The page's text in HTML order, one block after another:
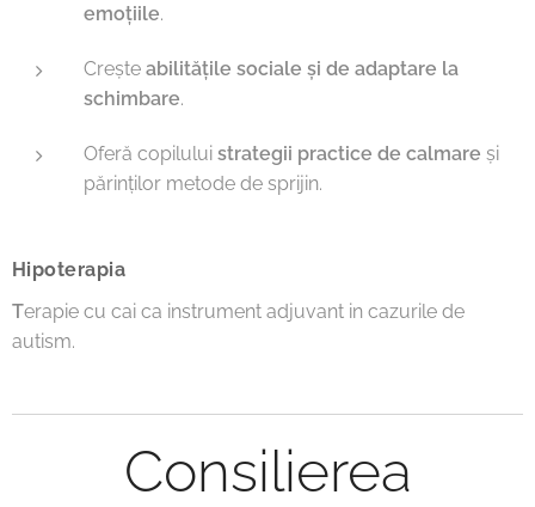
emoțiile.
Crește abilitățile sociale și de adaptare la
schimbare.
Oferă copilului strategii practice de calmare și
părinților metode de sprijin.
Hipoterapia
Terapie cu cai ca instrument adjuvant in cazurile de
autism.
Consilierea